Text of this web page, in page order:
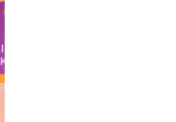
In de
Kantine